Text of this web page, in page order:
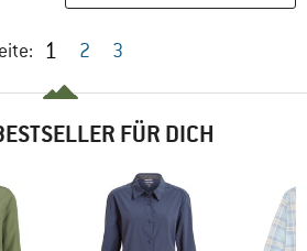
1 2 3
FÜR DICH